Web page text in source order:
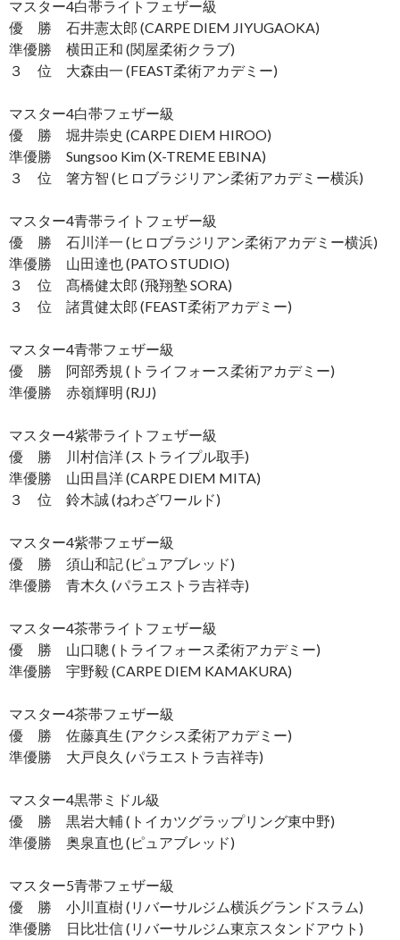
マスター4白帯ライトフェザー級
優 勝 石井憲太郎 (CARPE DIEM JIYUGAOKA)
準優勝 横田正和 (関屋柔術クラブ)
３ 位 大森由一 (FEAST柔術アカデミー)
マスター4白帯フェザー級
優 勝 堀井崇史 (CARPE DIEM HIROO)
準優勝 Sungsoo Kim (X-TREME EBINA)
３ 位 箸方智 (ヒロブラジリアン柔術アカデミー横浜)
マスター4青帯ライトフェザー級
優 勝 石川洋一 (ヒロブラジリアン柔術アカデミー横浜)
準優勝 山田達也 (PATO STUDIO)
３ 位 髙橋健太郎 (飛翔塾 SORA)
３ 位 諸貫健太郎 (FEAST柔術アカデミー)
マスター4青帯フェザー級
優 勝 阿部秀規 (トライフォース柔術アカデミー)
準優勝 赤嶺輝明 (RJJ)
マスター4紫帯ライトフェザー級
優 勝 川村信洋 (ストライプル取手)
準優勝 山田昌洋 (CARPE DIEM MITA)
３ 位 鈴木誠 (ねわざワールド)
マスター4紫帯フェザー級
優 勝 須山和記 (ピュアブレッド)
準優勝 青木久 (パラエストラ吉祥寺)
マスター4茶帯ライトフェザー級
優 勝 山口聰 (トライフォース柔術アカデミー)
準優勝 宇野毅 (CARPE DIEM KAMAKURA)
マスター4茶帯フェザー級
優 勝 佐藤真生 (アクシス柔術アカデミー)
準優勝 大戸良久 (パラエストラ吉祥寺)
マスター4黒帯ミドル級
優 勝 黒岩大輔 (トイカツグラップリング東中野)
準優勝 奥泉直也 (ピュアブレッド)
マスター5青帯フェザー級
優 勝 小川直樹 (リバーサルジム横浜グランドスラム)
準優勝 日比壮信 (リバーサルジム東京スタンドアウト)